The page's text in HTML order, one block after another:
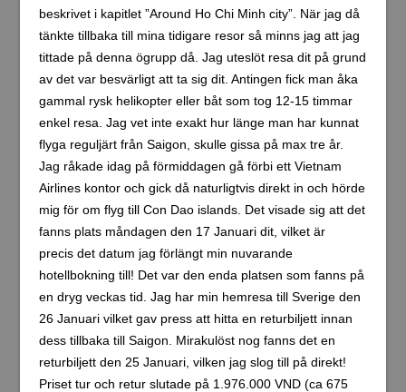
beskrivet i kapitlet ”Around Ho Chi Minh city”. När jag då
tänkte tillbaka till mina tidigare resor så minns jag att jag
tittade på denna ögrupp då. Jag uteslöt resa dit på grund
av det var besvärligt att ta sig dit. Antingen fick man åka
gammal rysk helikopter eller båt som tog 12-15 timmar
enkel resa. Jag vet inte exakt hur länge man har kunnat
flyga reguljärt från Saigon, skulle gissa på max tre år.
Jag råkade idag på förmiddagen gå förbi ett Vietnam
Airlines kontor och gick då naturligtvis direkt in och hörde
mig för om flyg till Con Dao islands. Det visade sig att det
fanns plats måndagen den 17 Januari dit, vilket är
precis det datum jag förlängt min nuvarande
hotellbokning till! Det var den enda platsen som fanns på
en dryg veckas tid. Jag har min hemresa till Sverige den
26 Januari vilket gav press att hitta en returbiljett innan
dess tillbaka till Saigon. Mirakulöst nog fanns det en
returbiljett den 25 Januari, vilken jag slog till på direkt!
Priset tur och retur slutade på 1.976.000 VND (ca 675